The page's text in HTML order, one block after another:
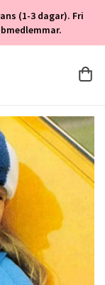
(1-3 dagar). Fri